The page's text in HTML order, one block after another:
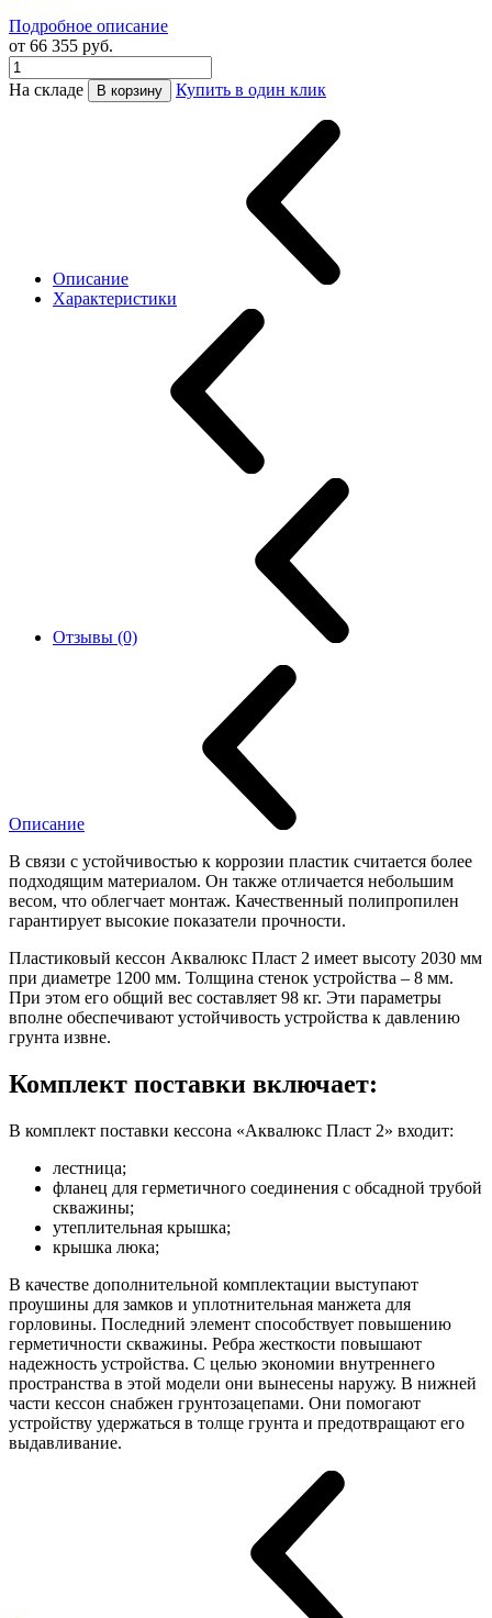
Подробное описание
от 66 355 руб.
На складе В корзину Купить в один клик
Описание
Характеристики
Отзывы (0)
Описание
В связи с устойчивостью к коррозии пластик считается более
подходящим материалом. Он также отличается небольшим
весом, что облегчает монтаж. Качественный полипропилен
гарантирует высокие показатели прочности.
Пластиковый кессон Аквалюкс Пласт 2 имеет высоту 2030 мм
при диаметре 1200 мм. Толщина стенок устройства – 8 мм.
При этом его общий вес составляет 98 кг. Эти параметры
вполне обеспечивают устойчивость устройства к давлению
грунта извне.
Комплект поставки включает:
В комплект поставки кессона «Аквалюкс Пласт 2» входит:
лестница;
фланец для герметичного соединения с обсадной трубой
скважины;
утеплительная крышка;
крышка люка;
В качестве дополнительной комплектации выступают
проушины для замков и уплотнительная манжета для
горловины. Последний элемент способствует повышению
герметичности скважины. Ребра жесткости повышают
надежность устройства. С целью экономии внутреннего
пространства в этой модели они вынесены наружу. В нижней
части кессон снабжен грунтозацепами. Они помогают
устройству удержаться в толще грунта и предотвращают его
выдавливание.